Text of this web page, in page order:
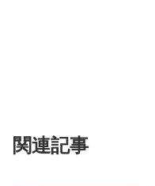
関連記事